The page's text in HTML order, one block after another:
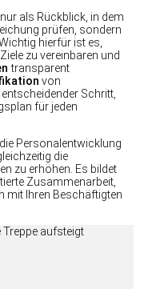
als Rückblick, in dem
prüfen, sondern
hierfür ist es,
zu vereinbaren und
transparent
von
Schritt,
für jeden
Personalentwicklung
die
zu erhöhen. Es bildet
Zusammenarbeit,
mit Ihren Beschäftigten